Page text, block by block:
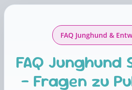
FAQ Junghund &
FAQ
– Fragen zu